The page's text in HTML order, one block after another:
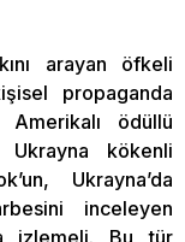
arayan öfkeli
propaganda
ödüllü
kökenli
Ukrayna’da
inceleyen
izlemeli. Bu tür